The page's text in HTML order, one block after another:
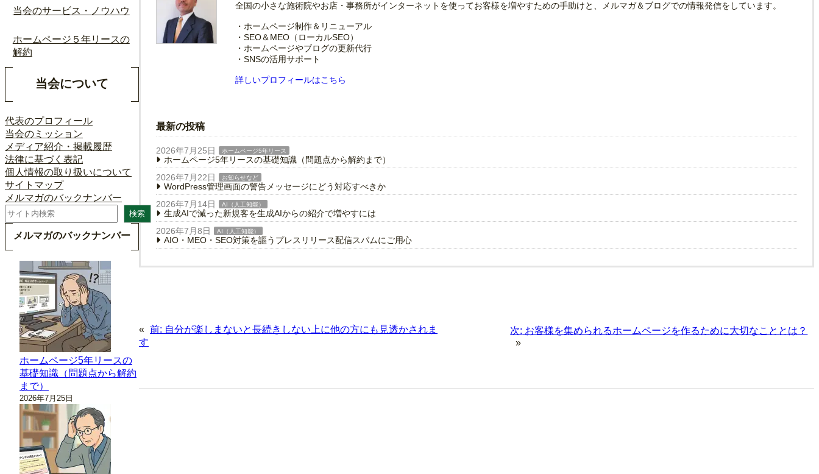
全国の小さな施術院やお店・事務所がインターネットを使ってお客様を増やすための手助けと、メルマガ＆ブログでの情報発信をしています。
・ホームページ制作＆リニューアル
・SEO＆MEO（ローカルSEO）
・ホームページやブログの更新代行
・SNSの活用サポート
詳しいプロフィールはこちら
最新の投稿
2026年7月25日 ホームページ5年リース
ホームページ5年リースの基礎知識（問題点から解約まで）
2026年7月22日
お知らせなど
WordPress管理画面の警告メッセージにどう対応すべきか
2026年7月14日
AI（人工知能）
生成AIで減った新規客を生成AIからの紹介で増やすには
2026年7月8日
AI（人工知能）
AIO・MEO・SEO対策を謳うプレスリリース配信スパムにご用心
« 前: 自分が楽しまないと長続きしない上に他の方にも見透かされま
す
次: お客様を集められるホームページを作るために大切なこととは？
»
当会のサービス・ノウハウ
ホームページ５年リースの
解約
当会について
代表のプロフィール
当会のミッション
メディア紹介・掲載履歴
法律に基づく表記
個人情報の取り扱いについて
サイトマップ
メルマガのバックナンバー
検
索
検索
メルマガのバックナンバー
ホームページ5年リースの
基礎知識（問題点から解約
まで）
2026年7月25日